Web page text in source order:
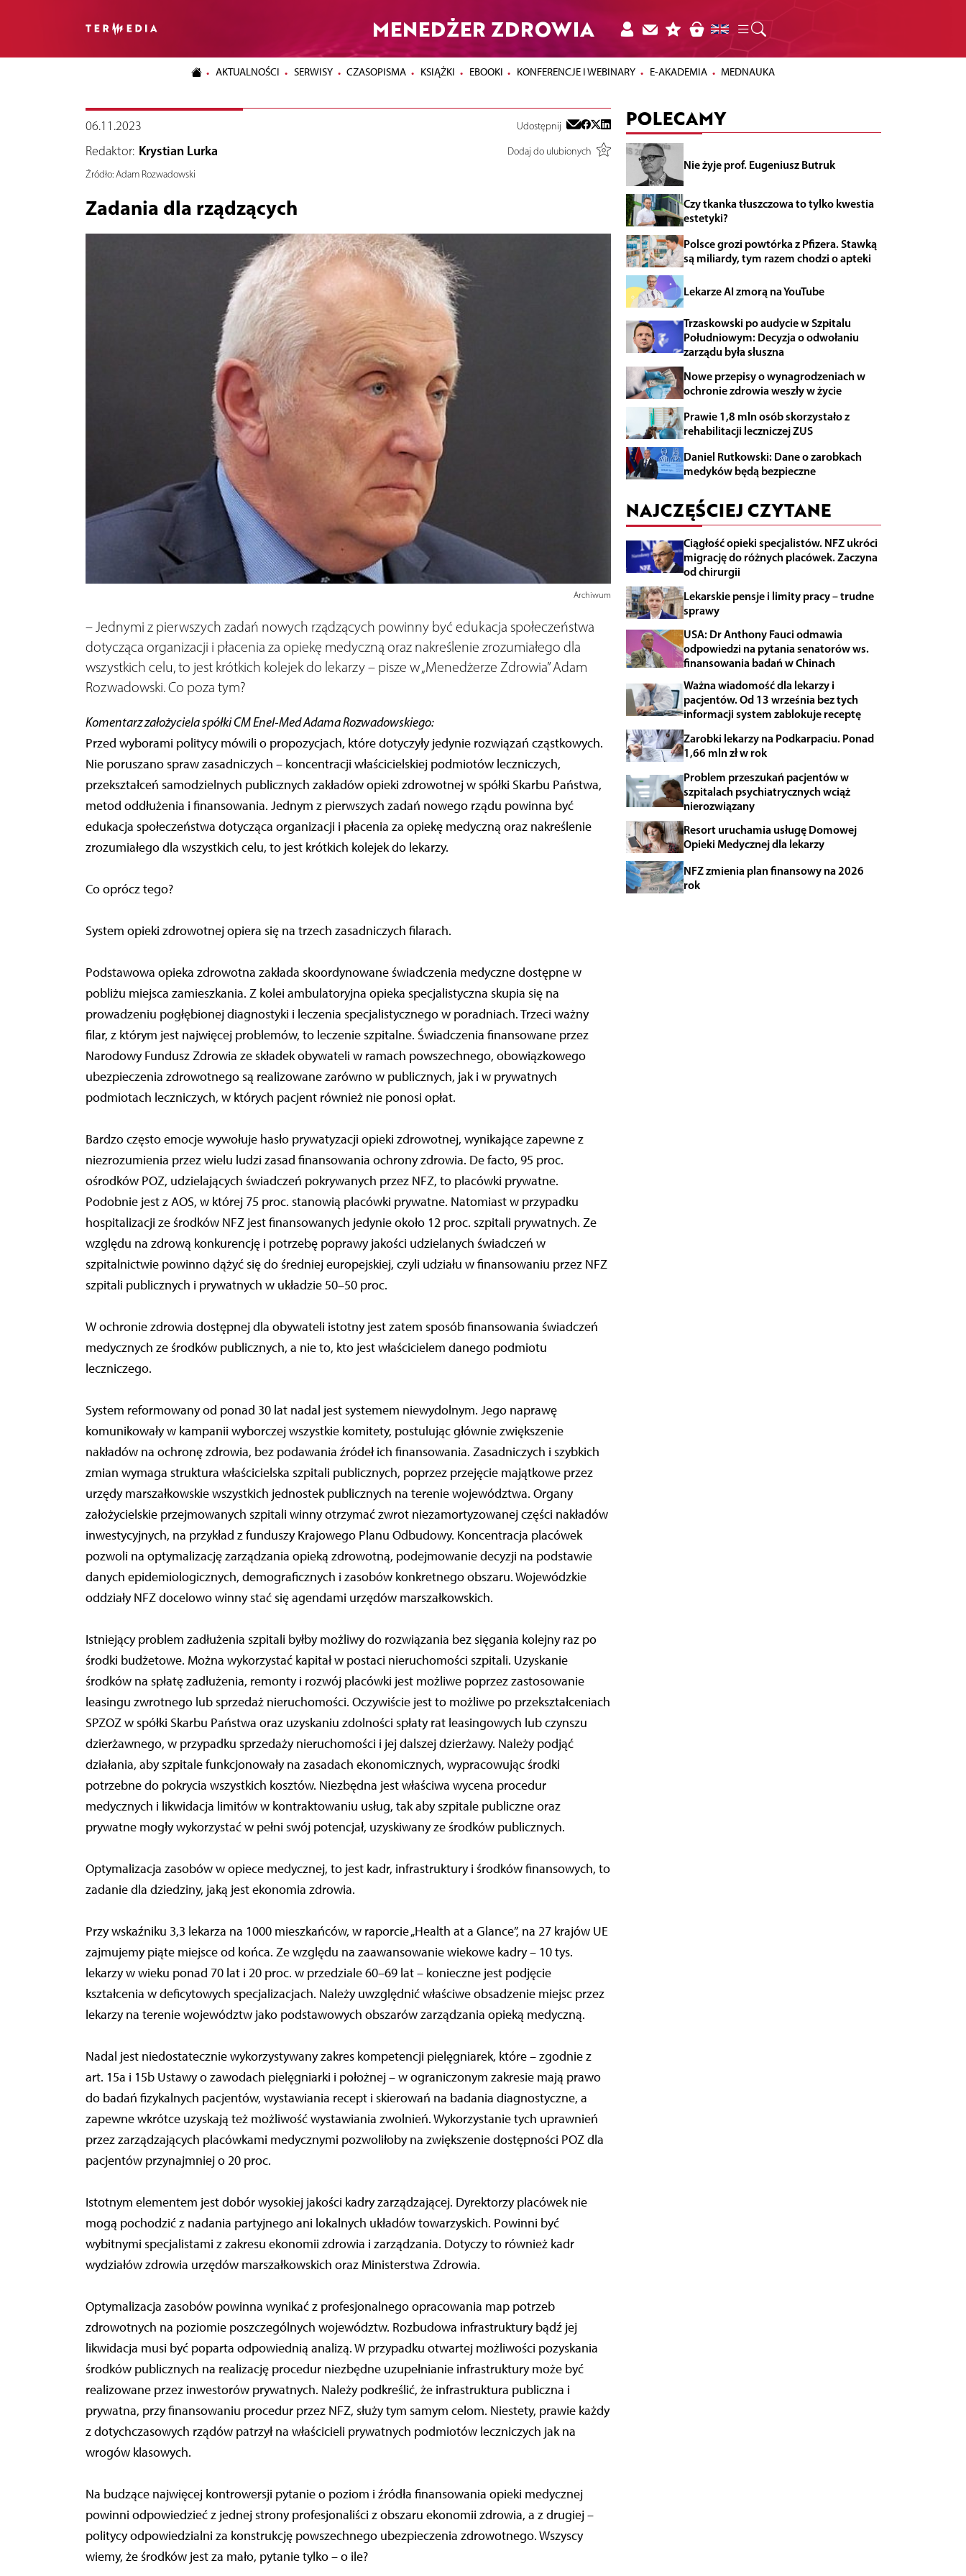
MENEDŻER ZDROWIA
AKTUALNOŚCI SERWISY CZASOPISMA KSIĄŻKI EBOOKI KONFERENCJE I WEBINARY E-AKADEMIA MEDNAUKA
06.11.2023 Udostępnij
Redaktor: Krystian Lurka
Dodaj do ulubionych
Źródło:Adam Rozwadowski
Zadania dla rządzących
Archiwum
– Jednymi z pierwszych zadań nowych rządzących powinny być edukacja społeczeństwa
dotycząca organizacji i płacenia za opiekę medyczną oraz nakreślenie zrozumiałego dla
wszystkich celu, to jest krótkich kolejek do lekarzy – pisze w „Menedżerze Zdrowia” Adam
Rozwadowski. Co poza tym?
Komentarz założyciela spółki CM Enel-Med Adama Rozwadowskiego:
Przed wyborami politycy mówili o propozycjach, które dotyczyły jedynie rozwiązań cząstkowych.
Nie poruszano spraw zasadniczych – koncentracji właścicielskiej podmiotów leczniczych,
przekształceń samodzielnych publicznych zakładów opieki zdrowotnej w spółki Skarbu Państwa,
metod oddłużenia i finansowania. Jednym z pierwszych zadań nowego rządu powinna być
edukacja społeczeństwa dotycząca organizacji i płacenia za opiekę medyczną oraz nakreślenie
zrozumiałego dla wszystkich celu, to jest krótkich kolejek do lekarzy.
Co oprócz tego?
System opieki zdrowotnej opiera się na trzech zasadniczych filarach.
Podstawowa opieka zdrowotna zakłada skoordynowane świadczenia medyczne dostępne w
pobliżu miejsca zamieszkania. Z kolei ambulatoryjna opieka specjalistyczna skupia się na
prowadzeniu pogłębionej diagnostyki i leczenia specjalistycznego w poradniach. Trzeci ważny
filar, z którym jest najwięcej problemów, to leczenie szpitalne. Świadczenia finansowane przez
Narodowy Fundusz Zdrowia ze składek obywateli w ramach powszechnego, obowiązkowego
ubezpieczenia zdrowotnego są realizowane zarówno w publicznych, jak i w prywatnych
podmiotach leczniczych, w których pacjent również nie ponosi opłat.
Bardzo często emocje wywołuje hasło prywatyzacji opieki zdrowotnej, wynikające zapewne z
niezrozumienia przez wielu ludzi zasad finansowania ochrony zdrowia. De facto, 95 proc.
ośrodków POZ, udzielających świadczeń pokrywanych przez NFZ, to placówki prywatne.
Podobnie jest z AOS, w której 75 proc. stanowią placówki prywatne. Natomiast w przypadku
hospitalizacji ze środków NFZ jest finansowanych jedynie około 12 proc. szpitali prywatnych. Ze
względu na zdrową konkurencję i potrzebę poprawy jakości udzielanych świadczeń w
szpitalnictwie powinno dążyć się do średniej europejskiej, czyli udziału w finansowaniu przez NFZ
szpitali publicznych i prywatnych w układzie 50–50 proc.
W ochronie zdrowia dostępnej dla obywateli istotny jest zatem sposób finansowania świadczeń
medycznych ze środków publicznych, a nie to, kto jest właścicielem danego podmiotu
leczniczego.
System reformowany od ponad 30 lat nadal jest systemem niewydolnym. Jego naprawę
komunikowały w kampanii wyborczej wszystkie komitety, postulując głównie zwiększenie
nakładów na ochronę zdrowia, bez podawania źródeł ich finansowania. Zasadniczych i szybkich
zmian wymaga struktura właścicielska szpitali publicznych, poprzez przejęcie majątkowe przez
urzędy marszałkowskie wszystkich jednostek publicznych na terenie województwa. Organy
założycielskie przejmowanych szpitali winny otrzymać zwrot niezamortyzowanej części nakładów
inwestycyjnych, na przykład z funduszy Krajowego Planu Odbudowy. Koncentracja placówek
pozwoli na optymalizację zarządzania opieką zdrowotną, podejmowanie decyzji na podstawie
danych epidemiologicznych, demograficznych i zasobów konkretnego obszaru. Wojewódzkie
oddziały NFZ docelowo winny stać się agendami urzędów marszałkowskich.
Istniejący problem zadłużenia szpitali byłby możliwy do rozwiązania bez sięgania kolejny raz po
środki budżetowe. Można wykorzystać kapitał w postaci nieruchomości szpitali. Uzyskanie
środków na spłatę zadłużenia, remonty i rozwój placówki jest możliwe poprzez zastosowanie
leasingu zwrotnego lub sprzedaż nieruchomości. Oczywiście jest to możliwe po przekształceniach
SPZOZ w spółki Skarbu Państwa oraz uzyskaniu zdolności spłaty rat leasingowych lub czynszu
dzierżawnego, w przypadku sprzedaży nieruchomości i jej dalszej dzierżawy. Należy podjąć
działania, aby szpitale funkcjonowały na zasadach ekonomicznych, wypracowując środki
potrzebne do pokrycia wszystkich kosztów. Niezbędna jest właściwa wycena procedur
medycznych i likwidacja limitów w kontraktowaniu usług, tak aby szpitale publiczne oraz
prywatne mogły wykorzystać w pełni swój potencjał, uzyskiwany ze środków publicznych.
Optymalizacja zasobów w opiece medycznej, to jest kadr, infrastruktury i środków finansowych, to
zadanie dla dziedziny, jaką jest ekonomia zdrowia.
Przy wskaźniku 3,3 lekarza na 1000 mieszkańców, w raporcie „Health at a Glance”, na 27 krajów UE
zajmujemy piąte miejsce od końca. Ze względu na zaawansowanie wiekowe kadry – 10 tys.
lekarzy w wieku ponad 70 lat i 20 proc. w przedziale 60–69 lat – konieczne jest podjęcie
kształcenia w deficytowych specjalizacjach. Należy uwzględnić właściwe obsadzenie miejsc przez
lekarzy na terenie województw jako podstawowych obszarów zarządzania opieką medyczną.
Nadal jest niedostatecznie wykorzystywany zakres kompetencji pielęgniarek, które – zgodnie z
art. 15a i 15b Ustawy o zawodach pielęgniarki i położnej – w ograniczonym zakresie mają prawo
do badań fizykalnych pacjentów, wystawiania recept i skierowań na badania diagnostyczne, a
zapewne wkrótce uzyskają też możliwość wystawiania zwolnień. Wykorzystanie tych uprawnień
przez zarządzających placówkami medycznymi pozwoliłoby na zwiększenie dostępności POZ dla
pacjentów przynajmniej o 20 proc.
Istotnym elementem jest dobór wysokiej jakości kadry zarządzającej. Dyrektorzy placówek nie
mogą pochodzić z nadania partyjnego ani lokalnych układów towarzyskich. Powinni być
wybitnymi specjalistami z zakresu ekonomii zdrowia i zarządzania. Dotyczy to również kadr
wydziałów zdrowia urzędów marszałkowskich oraz Ministerstwa Zdrowia.
Optymalizacja zasobów powinna wynikać z profesjonalnego opracowania map potrzeb
zdrowotnych na poziomie poszczególnych województw. Rozbudowa infrastruktury bądź jej
likwidacja musi być poparta odpowiednią analizą. W przypadku otwartej możliwości pozyskania
środków publicznych na realizację procedur niezbędne uzupełnianie infrastruktury może być
realizowane przez inwestorów prywatnych. Należy podkreślić, że infrastruktura publiczna i
prywatna, przy finansowaniu procedur przez NFZ, służy tym samym celom. Niestety, prawie każdy
z dotychczasowych rządów patrzył na właścicieli prywatnych podmiotów leczniczych jak na
wrogów klasowych.
Na budzące najwięcej kontrowersji pytanie o poziom i źródła finansowania opieki medycznej
powinni odpowiedzieć z jednej strony profesjonaliści z obszaru ekonomii zdrowia, a z drugiej –
politycy odpowiedzialni za konstrukcję powszechnego ubezpieczenia zdrowotnego. Wszyscy
wiemy, że środków jest za mało, pytanie tylko – o ile?
POLECAMY
Nie żyje prof. Eugeniusz Butruk
Czy tkanka tłuszczowa to tylko kwestia
estetyki?
Polsce grozi powtórka z Pfizera. Stawką
są miliardy, tym razem chodzi o apteki
Lekarze AI zmorą na YouTube
Trzaskowski po audycie w Szpitalu
Południowym: Decyzja o odwołaniu
zarządu była słuszna
Nowe przepisy o wynagrodzeniach w
ochronie zdrowia weszły w życie
Prawie 1,8 mln osób skorzystało z
rehabilitacji leczniczej ZUS
Daniel Rutkowski: Dane o zarobkach
medyków będą bezpieczne
NAJCZĘŚCIEJ CZYTANE
Ciągłość opieki specjalistów. NFZ ukróci
migrację do różnych placówek. Zaczyna
od chirurgii
Lekarskie pensje i limity pracy – trudne
sprawy
USA: Dr Anthony Fauci odmawia
odpowiedzi na pytania senatorów ws.
finansowania badań w Chinach
Ważna wiadomość dla lekarzy i
pacjentów. Od 13 września bez tych
informacji system zablokuje receptę
Zarobki lekarzy na Podkarpaciu. Ponad
1,66 mln zł w rok
Problem przeszukań pacjentów w
szpitalach psychiatrycznych wciąż
nierozwiązany
Resort uruchamia usługę Domowej
Opieki Medycznej dla lekarzy
NFZ zmienia plan finansowy na 2026
rok